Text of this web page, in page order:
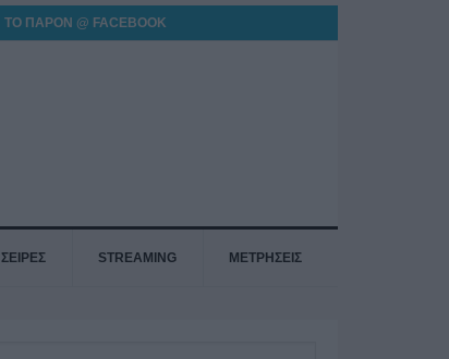
ΤΟ ΠΑΡΟΝ @ FACEBOOK
ΣΕΙΡΕΣ STREAMING ΜΕΤΡΗΣΕΙΣ